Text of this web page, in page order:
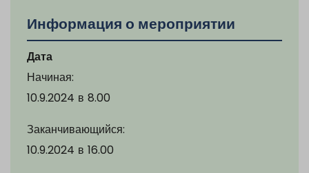
Информация о мероприятии
Дата
Начиная:
10.9.2024 в 8.00
Заканчивающийся:
10.9.2024 в 16.00